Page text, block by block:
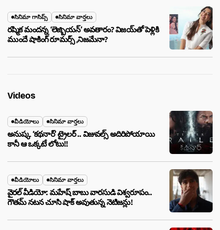
సినిమా గాసిప్స్ సినిమా వార్తలు
రష్మిక మందన్న ‘లెజ్బియన్’ అవతారం? విజయ్‌తో పెళ్లికి
ముందే షాకింగ్ రూమర్స్ ,నిజమేనా?
Videos
వీడియోలు సినిమా వార్తలు
అనుష్క ‘కథనార్’ ట్రైలర్ .. విజువల్స్ అదిరిపోయాయి
కానీ ఆ ఒక్కటే లోటు!!
వీడియోలు సినిమా వార్తలు
వైరల్ వీడియో: మహేష్ బాబు వారసుడి విశ్వరూపం..
గౌతమ్ నటన చూసి షాక్ అవుతున్న నెటిజన్లు!